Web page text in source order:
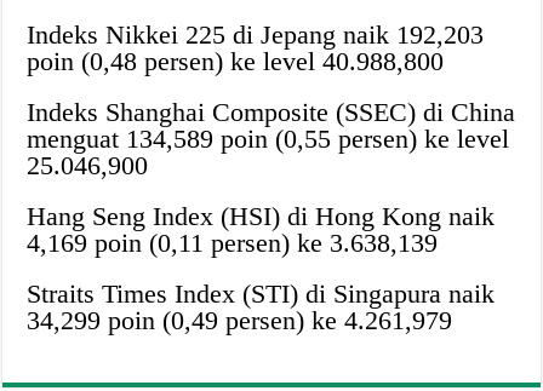
Indeks Nikkei 225 di Jepang naik 192,203
poin (0,48 persen) ke level 40.988,800
Indeks Shanghai Composite (SSEC) di China
menguat 134,589 poin (0,55 persen) ke level
25.046,900
Hang Seng Index (HSI) di Hong Kong naik
4,169 poin (0,11 persen) ke 3.638,139
Straits Times Index (STI) di Singapura naik
34,299 poin (0,49 persen) ke 4.261,979